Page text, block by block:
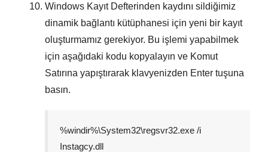
Windows Kayıt Defterinden kaydını sildiğimiz
dinamik bağlantı kütüphanesi için yeni bir kayıt
oluşturmamız gerekiyor. Bu işlemi yapabilmek
için aşağıdaki kodu kopyalayın ve Komut
Satırına yapıştırarak klavyenizden Enter tuşuna
basın.
%windir%\System32\regsvr32.exe /i
Instagcy.dll